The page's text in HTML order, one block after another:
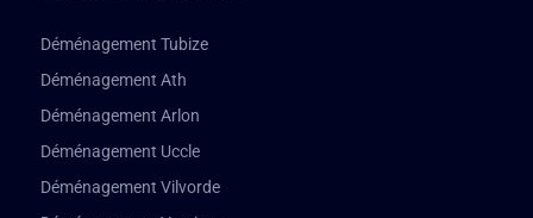
Déménagement Tubize
Déménagement Ath
Déménagement Arlon
Déménagement Uccle
Déménagement Vilvorde